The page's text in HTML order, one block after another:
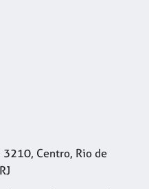
3210, Centro, Rio de